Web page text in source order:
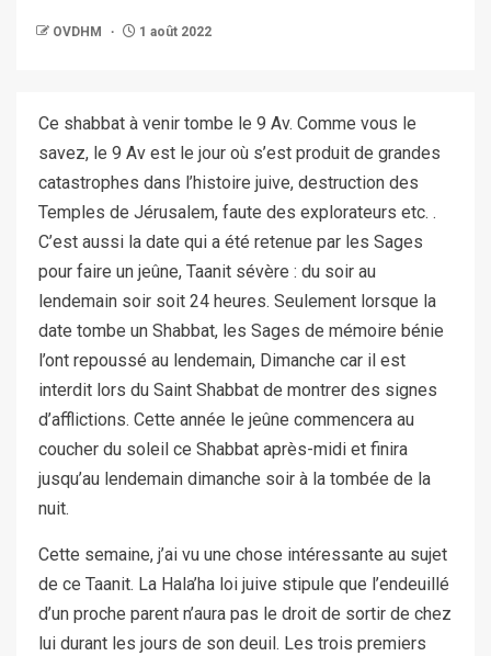
OVDHM 1 août 2022
Ce shabbat à venir tombe le 9 Av. Comme vous le
savez, le 9 Av est le jour où s’est produit de grandes
catastrophes dans l’histoire juive, destruction des
Temples de Jérusalem, faute des explorateurs etc. .
C’est aussi la date qui a été retenue par les Sages
pour faire un jeûne, Taanit sévère : du soir au
lendemain soir soit 24 heures. Seulement lorsque la
date tombe un Shabbat, les Sages de mémoire bénie
l’ont repoussé au lendemain, Dimanche car il est
interdit lors du Saint Shabbat de montrer des signes
d’afflictions. Cette année le jeûne commencera au
coucher du soleil ce Shabbat après-midi et finira
jusqu’au lendemain dimanche soir à la tombée de la
nuit.
Cette semaine, j’ai vu une chose intéressante au sujet
de ce Taanit. La Hala’ha loi juive stipule que l’endeuillé
d’un proche parent n’aura pas le droit de sortir de chez
lui durant les jours de son deuil. Les trois premiers